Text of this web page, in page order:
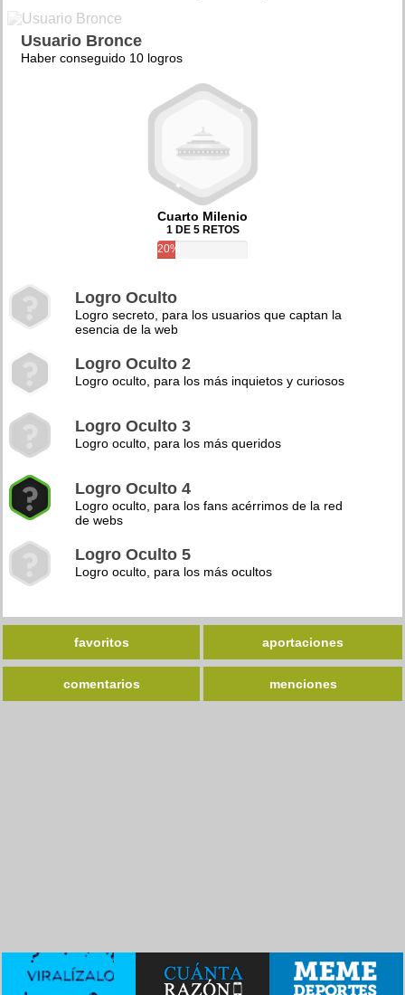
Usuario Bronce
Haber conseguido 10 logros
Cuarto Milenio
1 DE 5 RETOS
20%
Logro Oculto
Logro secreto, para los usuarios que captan la
esencia de la web
Logro Oculto 2
Logro oculto, para los más inquietos y curiosos
Logro Oculto 3
Logro oculto, para los más queridos
Logro Oculto 4
Logro oculto, para los fans acérrimos de la red
de webs
Logro Oculto 5
Logro oculto, para los más ocultos
favoritos aportaciones
comentarios menciones